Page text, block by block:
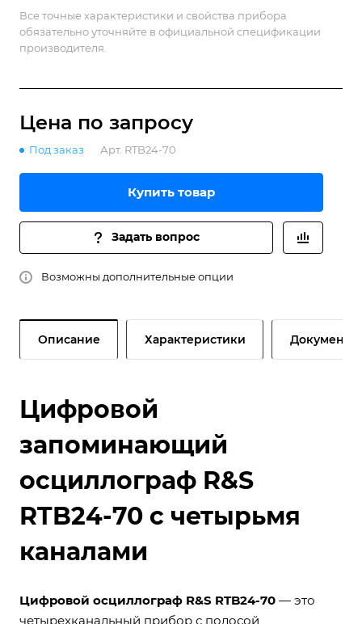
Все точные характеристики и свойства прибора
обязательно уточняйте в официальной спецификации
производителя.
Цена по запросу
Под заказ Арт. RTB24-70
Купить товар
Задать вопрос
Возможны дополнительные опции
Описание Характеристики Документы
Цифровой
запоминающий
осциллограф R&S
RTB24-70 с четырьмя
каналами
Цифровой осциллограф R&S RTB24-70 — это
четырехканальный прибор с полосой